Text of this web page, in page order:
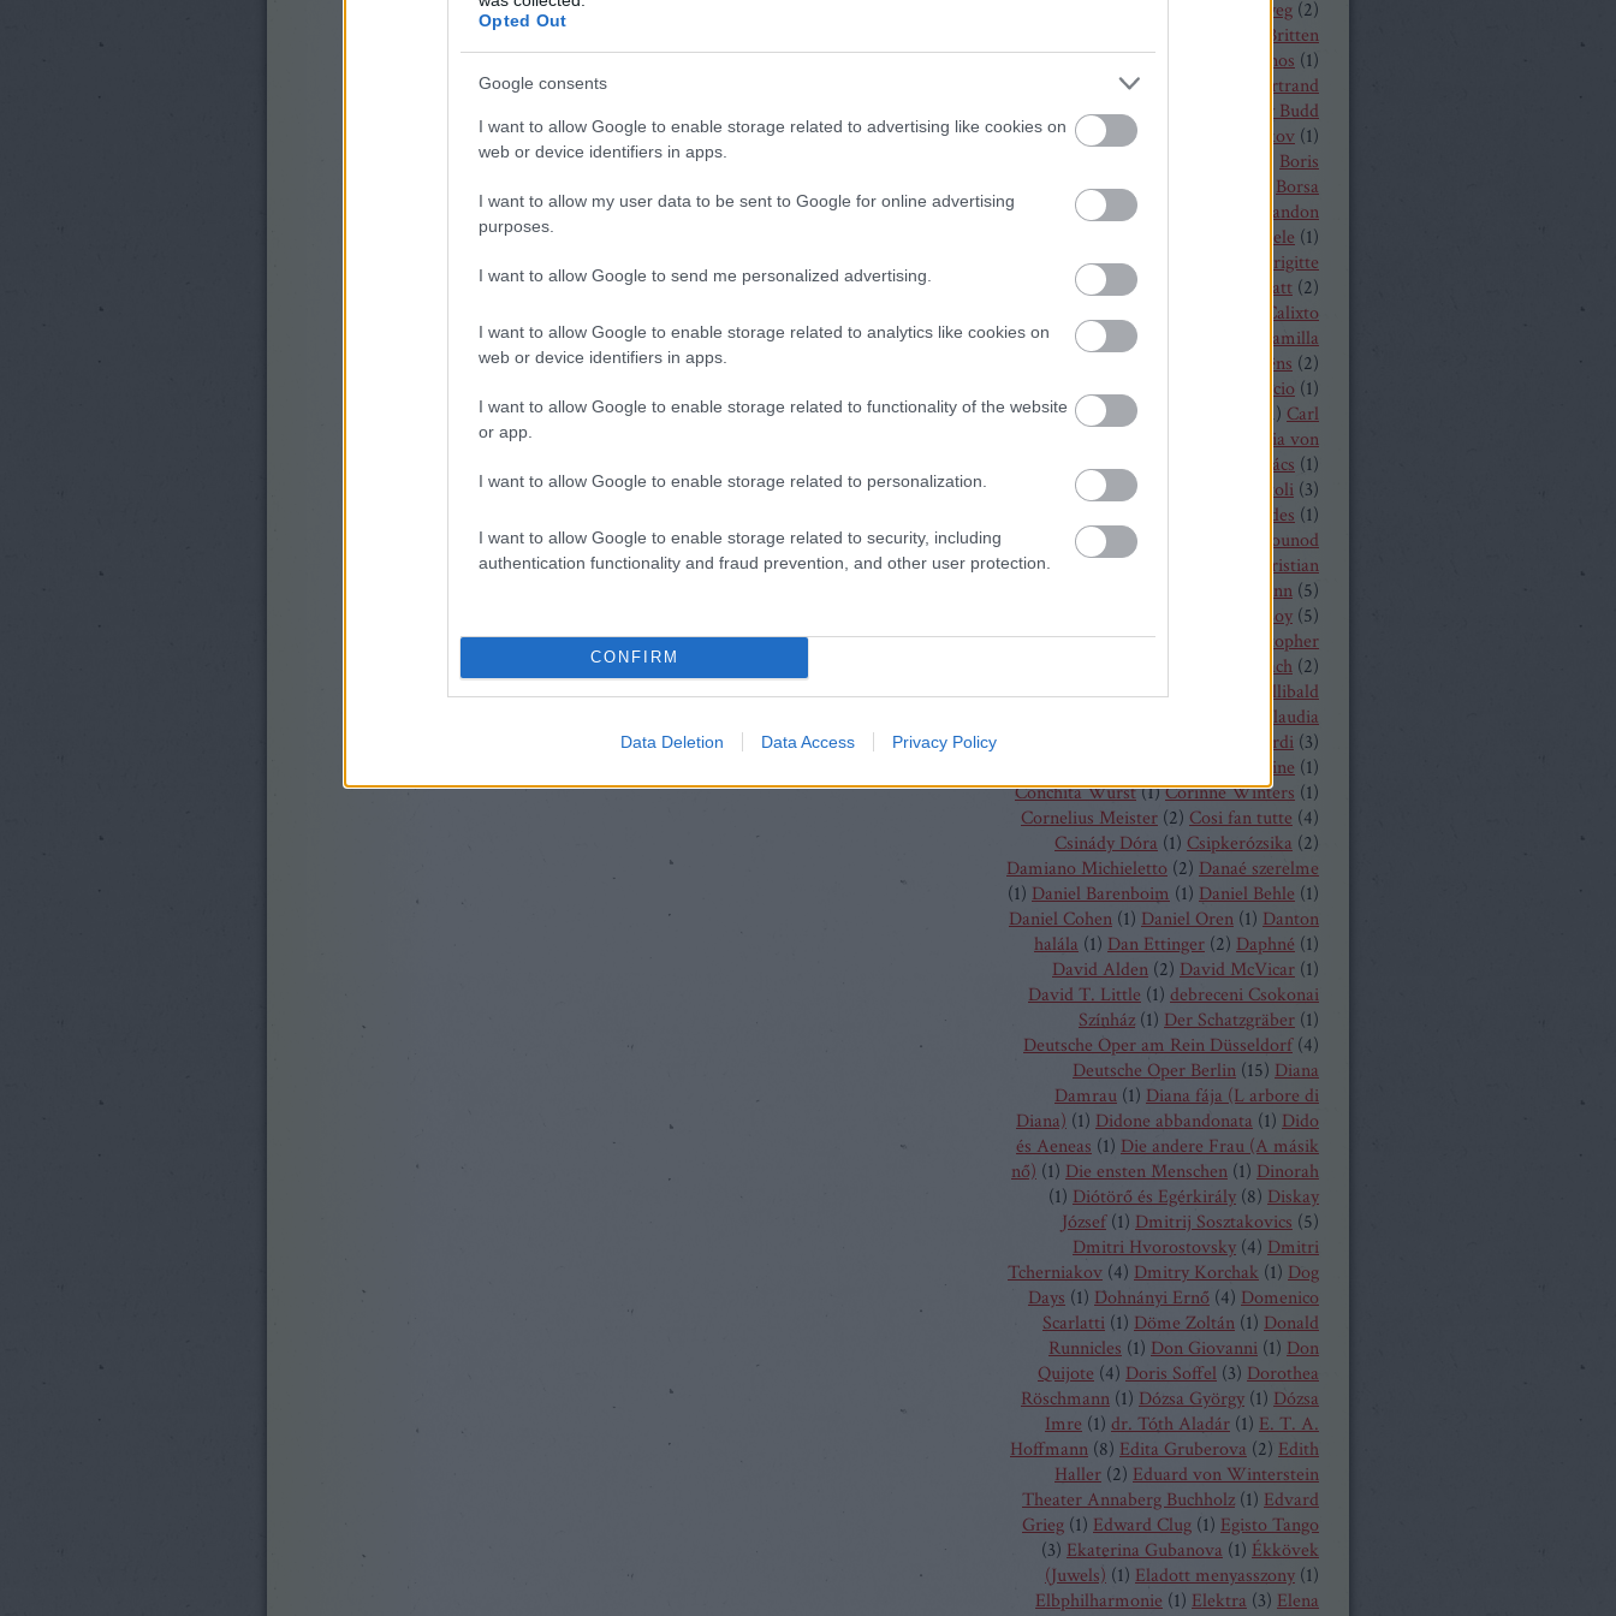
Opted Out
Google consents
I want to allow Google to enable storage related to advertising like cookies on
web or device identifiers in apps.
I want to allow my user data to be sent to Google for online advertising
purposes.
I want to allow Google to send me personalized advertising.
I want to allow Google to enable storage related to analytics like cookies on
web or device identifiers in apps.
I want to allow Google to enable storage related to functionality of the website
or app.
I want to allow Google to enable storage related to personalization.
I want to allow Google to enable storage related to security, including
authentication functionality and fraud prevention, and other user protection.
CONFIRM
Data Deletion Data Access Privacy Policy
bélyeg (2)
Benjamin Britten
(15)Berczelly István Berkes János (1)
Bernd Alois Zimmermann
Bertrand
(2)beszámoló
Billy Budd
(2)Birgit Nilsson Bogdan Volkov (1)
Boris
Christoff(1
Borsa
Miklós
Bo Skovhus
Brandon
Bregenzer Festspiele (1)
Brenda Rae(1)
Brigitte
Fassbaender
Brindley Sherratt (2)
Calixto
Bieito
) Cameron Shahbazi
Camilla
Camille Saint-Saëns (2)
Camille Saint Saens
Capriccio (1)
Cardillac
) 1) Carl
Carl Maria von
Weber(5)Carmen Cár és ács (1)
Casa Verdi
cd Cecilia Bartoli (3)
Chabert ezredes (1)
Charles Castronovo
Charles Gounod
(4 Chrisopher Maltman
Christian
Christian Thielemann (5)
Christof Loy (5)
Christopher Maltman
Christopher
Christoph Eschenbach (2)
Christoph Pohl(4)Christoph Willibald
Claudia
Claudio Monteverdi (3)
Clémentine Margaine (1)
Conchita Wurst(1)Corinne Winters (1)
Cornelius Meister (2) Cosi fan tutte (4)
Csinády Dóra (1) Csipkerózsika (2)
Damiano Michieletto (2) Danaé szerelme
(1) Daniel Barenboim (1) Daniel Behle (1)
Daniel Cohen (1) Daniel Oren (1) Danton
halála (1) Dan Ettinger (2) Daphné (1)
David Alden (2) David McVicar (1)
David T. Little (1) debreceni Csokonai
Színház (1) Der Schatzgräber (1)
Deutsche Oper am Rein Düsseldorf (4)
Deutsche Oper Berlin (15) Diana
Damrau (1) Diana fája (L arbore di
Diana) (1) Didone abbandonata (1) Dido
és Aeneas (1) Die andere Frau (A másik
nő) (1) Die ensten Menschen (1) Dinorah
(1) Diótörő és Egérkirály (8) Diskay
József (1) Dmitrij Sosztakovics (5)
Dmitri Hvorostovsky (4) Dmitri
Tcherniakov (4) Dmitry Korchak (1) Dog
Days (1) Dohnányi Ernő (4) Domenico
Scarlatti (1) Döme Zoltán (1) Donald
Runnicles (1) Don Giovanni (1) Don
Quijote (4) Doris Soffel (3) Dorothea
Röschmann (1) Dózsa György (1) Dózsa
Imre (1) dr. Tóth Aladár (1) E. T. A.
Hoffmann (8) Edita Gruberova (2) Edith
Haller (2) Eduard von Winterstein
Theater Annaberg Buchholz (1) Edvard
Grieg (1) Edward Clug (1) Egisto Tango
(3) Ekaterina Gubanova (1) Ékkövek
(Juwels) (1) Eladott menyasszony (1)
Elbphilharmonie (1) Elektra (3) Elena